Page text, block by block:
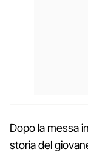
Dopo la messa
storia del